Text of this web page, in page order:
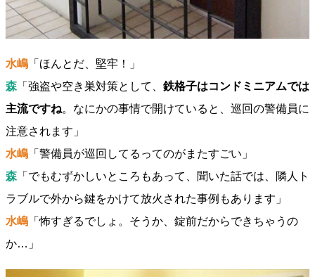
水嶋 「ほんとだ、堅牢！」
森「強盗や空き巣対策として、 鉄格子はコンドミニアムでは
主流ですね。なにかの事情で開けていると、巡回の警備員に
注意されます」
水嶋 「警備員が巡回してるってのがまたすごい」
森「でもむずかしいところもあって、聞いた話では、隣人ト
ラブルで外から鍵をかけて放火された事例もあります」
水嶋 「怖すぎるでしょ。そうか、錠前だからできちゃうの
か…」